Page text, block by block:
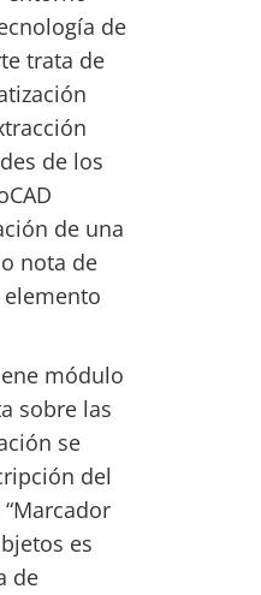
de
trata de
de los
de una
nota de
elemento
módulo
sobre las
se
del
es
de